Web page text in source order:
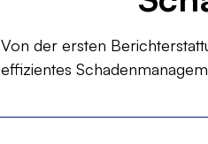
Von der ersten
effizientes